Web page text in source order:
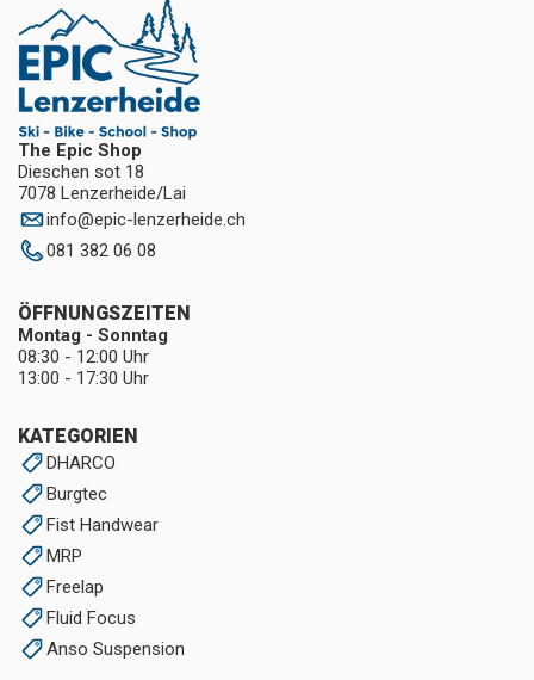
The Epic Shop
Dieschen sot 18
7078 Lenzerheide/Lai
info@epic-lenzerheide.ch
081 382 06 08
KATEGORIEN
DHARCO
Burgtec
Fist Handwear
MRP
Freelap
Fluid Focus
Anso Suspension
ÖFFNUNGSZEITEN
Montag - Sonntag
08:30 - 12:00 Uhr
13:00 - 17:30 Uhr